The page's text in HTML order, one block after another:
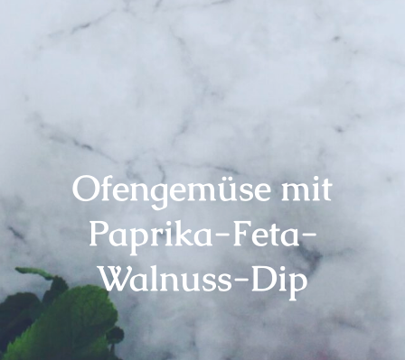
Ofengemüse mit
Paprika-Feta-
Walnuss-Dip